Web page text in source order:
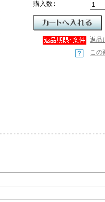
購入数:
返品
この